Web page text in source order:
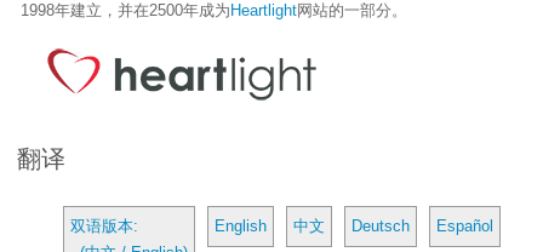
1998年建立，并在2500年成为 Heartlight网站的一部分。
翻译
双语版本:
English 中文 Deutsch Español